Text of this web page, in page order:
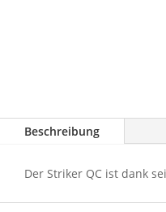
Beschreibung
Der Striker QC ist dank